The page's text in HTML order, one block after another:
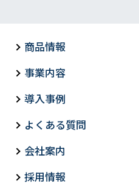
商品情報
事業内容
導入事例
よくある質問
会社案内
採用情報